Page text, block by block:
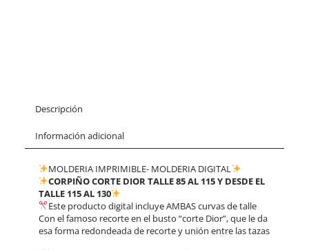
Descripción
Información adicional
MOLDERIA IMPRIMIBLE- MOLDERIA DIGITAL
CORPIÑO CORTE DIOR TALLE 85 AL 115Y DESDE EL
TALLE 115 AL 130
Este producto digital incluye AMBAS curvas de talle
Con el famoso recorte en el busto “corte Dior”, que le da
esa forma redondeada de recorte y unión entre las tazas